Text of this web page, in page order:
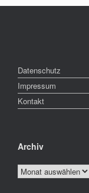
Datenschutz
Impressum
Kontakt
Archiv
Archiv